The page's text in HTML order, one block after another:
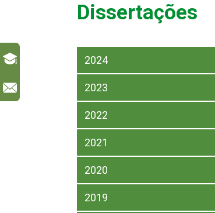
Dissertações
2024
2023
2022
2021
2020
2019